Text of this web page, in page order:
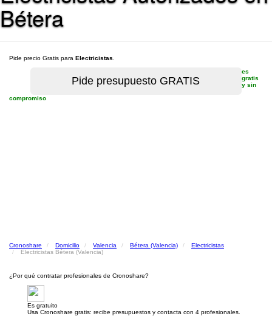
Bétera
Pide precio Gratis para Electricistas
es
gratis
y sin
compromiso
Cronoshare Domicilio Valencia Bétera (Valencia)
Electricistas
Electricistas Bétera (Valencia)
¿Por qué contratar profesionales de Cronoshare?
Es gratuito
Usa Cronoshare gratis: recibe presupuestos y contacta con 4 profesionales.